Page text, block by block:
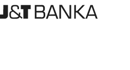
SOUHRN OBCHODOVÁNÍ V USA